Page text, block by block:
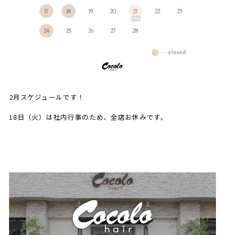
2月スケジュールです！
18日（火）は社内行事のため、全店お休みです。